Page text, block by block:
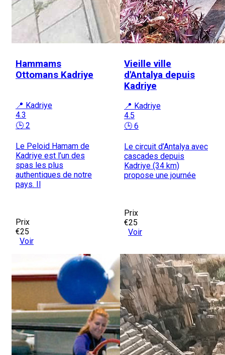
Hammams
Ottomans Kadriye
📍 Kadriye
4.3
🕒 2
Le Peloid Hamam de
Kadriye est l’un des
spas les plus
authentiques de notre
pays. Il
Prix
€25
Voir
Vieille ville
d'Antalya depuis
Kadriye
📍 Kadriye
4.5
🕒 6
Le circuit d’Antalya avec
cascades depuis
Kadriye (34 km)
propose une journée
Prix
€25
Voir